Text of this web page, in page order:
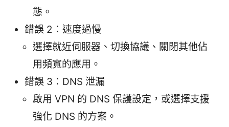
態。
錯誤 2：速度過慢
選擇就近伺服器、切換協議、關閉其他佔
用頻寬的應用。
錯誤 3：DNS 泄漏
啟用 VPN 的 DNS 保護設定，或選擇支援
強化 DNS 的方案。